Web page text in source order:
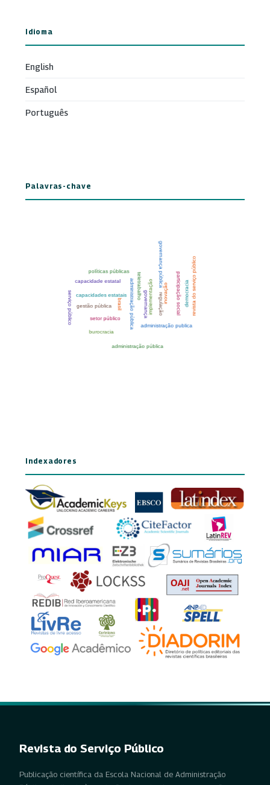
Idioma
English
Español
Português
Palavras-chave
Indexadores
Revista do Serviço Público
Publicação científica da Escola Nacional de Administração